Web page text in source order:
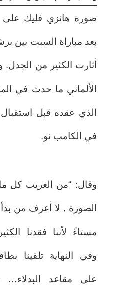
صورة هانزي فليك على
بعد مباراة السبت بين
أثارت الكثير من
الألماني ما حدث في
الذي عقده قبل استقبال
في الكامب نو.
وقال: “من الغريب كل
الصورة , لا أعرف من
مستاءً لأننا فقدنا
وفي النهاية تلقينا
على مقاعد البدلاء…